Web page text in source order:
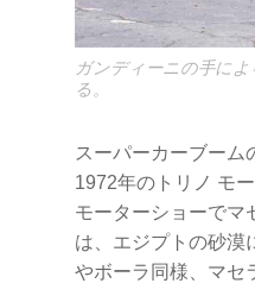
ガンディーニの手に
る。
スーパーカーブーム
1972年のトリノ モ
モーターショーでマ
は、エジプトの砂漠
やボーラ同様、マセ